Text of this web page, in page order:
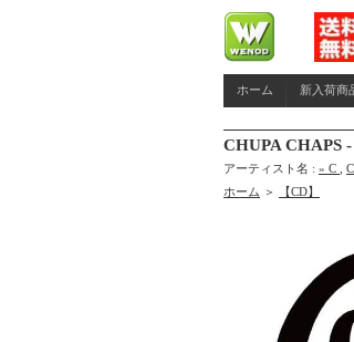
ホーム 新入荷商
CHUPA CHAPS
アーティスト名 : » C
ホーム ＞ 【CD】